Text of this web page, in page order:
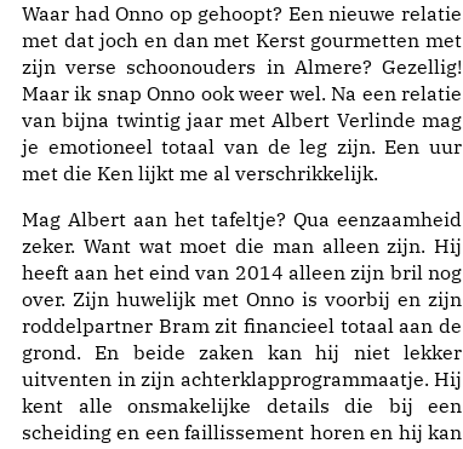
Waar had Onno op gehoopt? Een nieuwe relatie
met dat joch en dan met Kerst gourmetten met
zijn verse schoonouders in Almere? Gezellig!
Maar ik snap Onno ook weer wel. Na een relatie
van bijna twintig jaar met Albert Verlinde mag
je emotioneel totaal van de leg zijn. Een uur
met die Ken lijkt me al verschrikkelijk.
Mag Albert aan het tafeltje? Qua eenzaamheid
zeker. Want wat moet die man alleen zijn. Hij
heeft aan het eind van 2014 alleen zijn bril nog
over. Zijn huwelijk met Onno is voorbij en zijn
roddelpartner Bram zit financieel totaal aan de
grond. En beide zaken kan hij niet lekker
uitventen in zijn achterklapprogrammaatje. Hij
kent alle onsmakelijke details die bij een
scheiding en een faillissement horen en hij kan